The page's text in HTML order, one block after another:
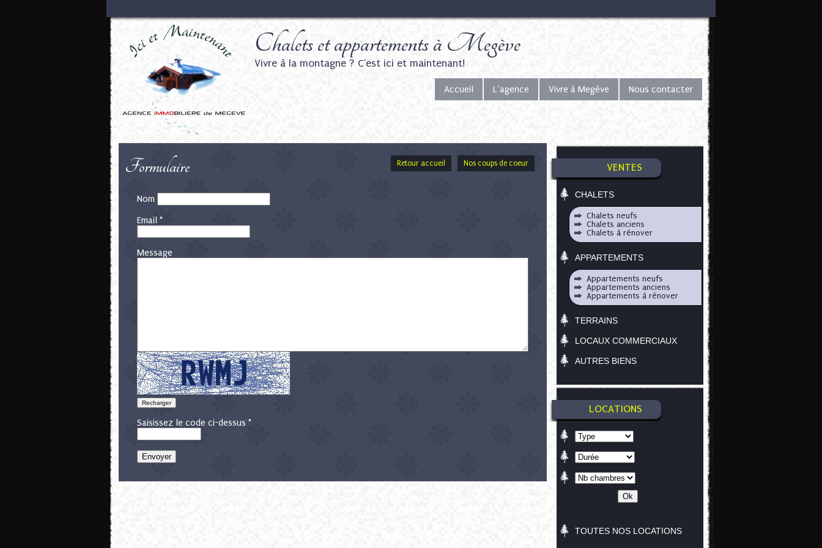
Chalets et appartements à Megève
Vivre à la montagne ? C'est ici et maintenant!
Accueil L'agence Vivre à Megève Nous contacter
Formulaire Retour accueil Nos coups de coeur
Nom
Email *
Message
Saisissez le code ci-dessus *
VENTES
CHALETS
Chalets neufs
Chalets anciens
Chalets à rénover
APPARTEMENTS
Appartements neufs
Appartements anciens
Appartements à rénover
TERRAINS
LOCAUX COMMERCIAUX
AUTRES BIENS
LOCATIONS
TOUTES NOS LOCATIONS